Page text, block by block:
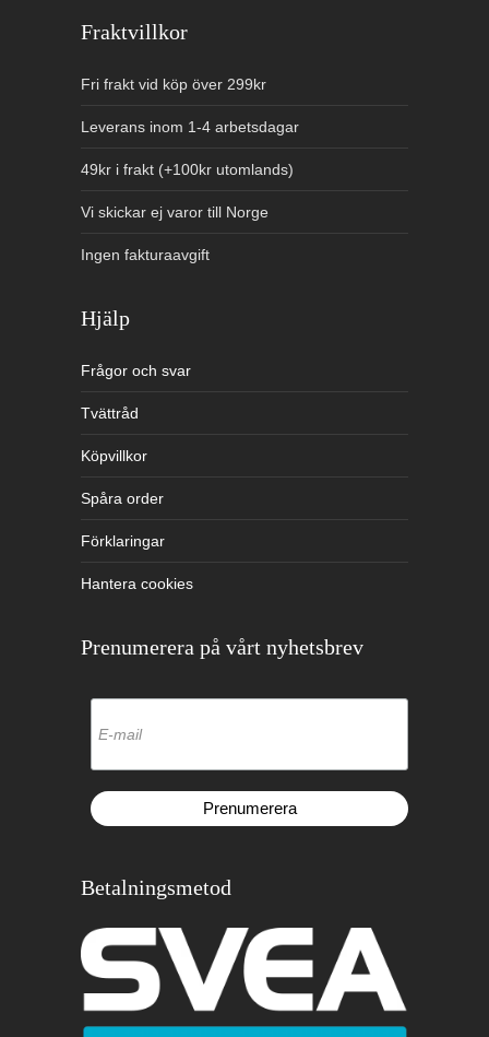
Fraktvillkor
Fri frakt vid köp över 299kr
Leverans inom 1-4 arbetsdagar
49kr i frakt (+100kr utomlands)
Vi skickar ej varor till Norge
Ingen fakturaavgift
Hjälp
Frågor och svar
Tvättråd
Köpvillkor
Spåra order
Förklaringar
Hantera cookies
Prenumerera på vårt nyhetsbrev
Betalningsmetod